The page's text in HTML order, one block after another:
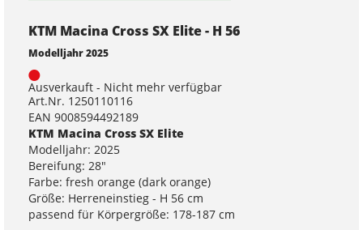
KTM Macina Cross SX Elite - H 56
Modelljahr 2025
Ausverkauft - Nicht mehr verfügbar
Art.Nr. 1250110116
EAN 9008594492189
KTM Macina Cross SX Elite
Modelljahr: 2025
Bereifung: 28"
Farbe: fresh orange (dark orange)
Größe: Herreneinstieg - H 56 cm
passend für Körpergröße: 178-187 cm